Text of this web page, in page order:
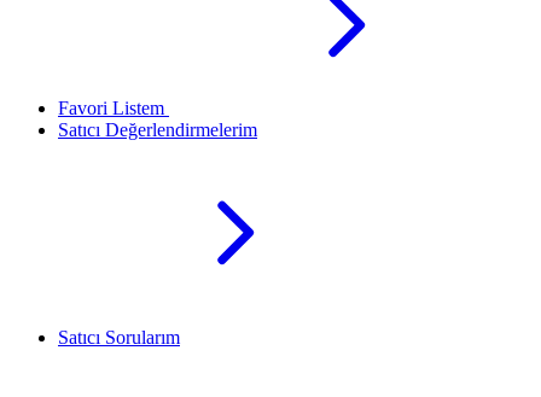
Favori Listem
Satıcı Değerlendirmelerim
Satıcı Sorularım